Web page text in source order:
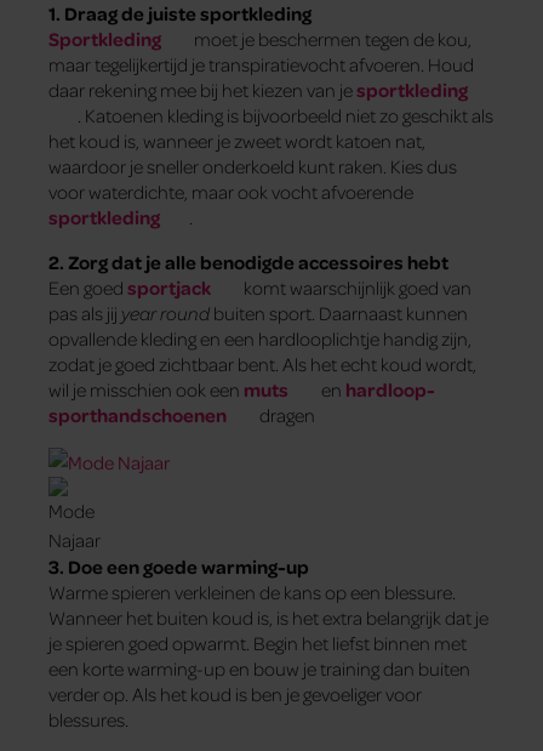
1. Draag de juiste sportkleding
Sportkleding
moet je beschermen tegen de kou,
maar tegelijkertijd je transpiratievocht afvoeren. Houd
daar rekening mee bij het kiezen van jesportkleding
. Katoenen kleding is bijvoorbeeld niet zo geschikt als
het koud is, wanneer je zweet wordt katoen nat,
waardoor je sneller onderkoeld kunt raken. Kies dus
voor waterdichte, maar ook vocht afvoerende
sportkleding
.
2. Zorg dat je alle benodigde accessoires hebt
Een goed sportjack
komt waarschijnlijk goed van
pas als jij year round buiten sport. Daarnaast kunnen
opvallende kleding en een hardlooplichtje handig zijn,
zodat je goed zichtbaar bent. Als het echt koud wordt,
wil je misschien ook een muts en hardloop-
sporthandschoenen
dragen
3. Doe een goede warming-up
Warme spieren verkleinen de kans op een blessure.
Wanneer het buiten koud is, is het extra belangrijk dat je
je spieren goed opwarmt. Begin het liefst binnen met
een korte warming-up en bouw je training dan buiten
verder op. Als het koud is ben je gevoeliger voor
blessures.